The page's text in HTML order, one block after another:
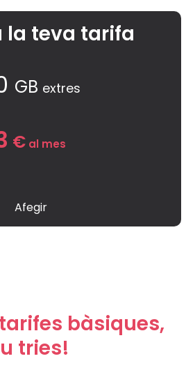
la teva tarifa
GB extres
€ al mes
Afegir
bàsiques,
tries!